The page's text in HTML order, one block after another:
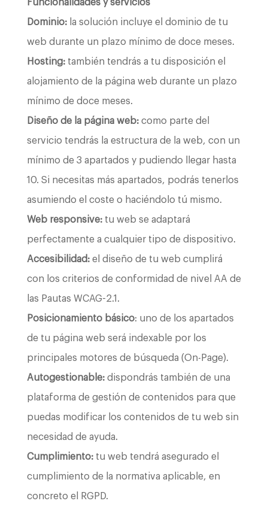
Funcionalidades y servicios
Dominio:la solución incluye el dominio de tu
web durante un plazo mínimo de doce meses.
Hosting:también tendrás a tu disposición el
alojamiento de la página web durante un plazo
mínimo de doce meses.
Diseño de la página web:como parte del
servicio tendrás la estructura de la web, con un
mínimo de 3 apartados y pudiendo llegar hasta
10. Si necesitas más apartados, podrás tenerlos
asumiendo el coste o haciéndolo tú mismo.
Web responsive:tu web se adaptará
perfectamente a cualquier tipo de dispositivo.
Accesibilidad:el diseño de tu web cumplirá
con los criterios de conformidad de nivel AA de
las Pautas WCAG-2.1.
Posicionamiento básico: uno de los apartados
de tu página web será indexable por los
principales motores de búsqueda (On-Page).
Autogestionable:dispondrás también de una
plataforma de gestión de contenidos para que
puedas modificar los contenidos de tu web sin
necesidad de ayuda.
Cumplimiento:tu web tendrá asegurado el
cumplimiento de la normativa aplicable, en
concreto el RGPD.